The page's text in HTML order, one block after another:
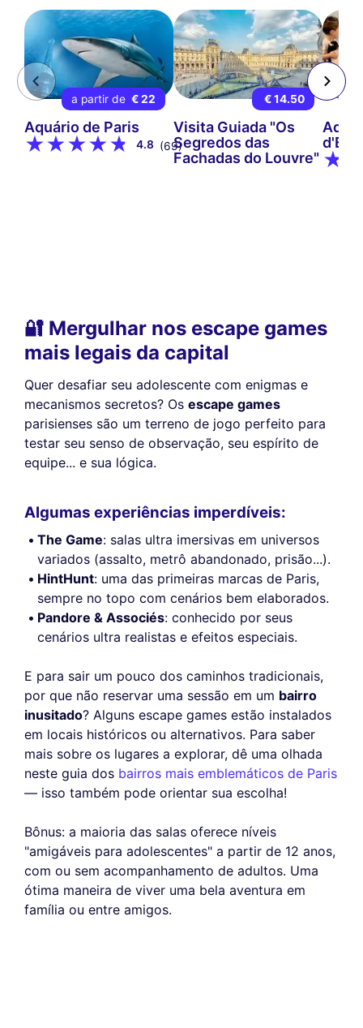
a partir de € 22
Aquário de Paris
4.8 (69)
€ 14.50
Visita Guiada "Os
Segredos das
Fachadas do Louvre"
🔐 Mergulhar nos escape games
mais legais da capital
Quer desafiar seu adolescente com enigmas e
mecanismos secretos? Os escape games
parisienses são um terreno de jogo perfeito para
testar seu senso de observação, seu espírito de
equipe... e sua lógica.
Algumas experiências imperdíveis:
The Game: salas ultra imersivas em universos
variados (assalto, metrô abandonado, prisão...).
HintHunt: uma das primeiras marcas de Paris,
sempre no topo com cenários bem elaborados.
Pandore & Associés: conhecido por seus
cenários ultra realistas e efeitos especiais.
E para sair um pouco dos caminhos tradicionais,
por que não reservar uma sessão em um bairro
inusitado? Alguns escape games estão instalados
em locais históricos ou alternativos. Para saber
mais sobre os lugares a explorar, dê uma olhada
neste guia dos bairros mais emblemáticos de Paris
— isso também pode orientar sua escolha!
Bônus: a maioria das salas oferece níveis
"amigáveis para adolescentes" a partir de 12 anos,
com ou sem acompanhamento de adultos. Uma
ótima maneira de viver uma bela aventura em
família ou entre amigos.